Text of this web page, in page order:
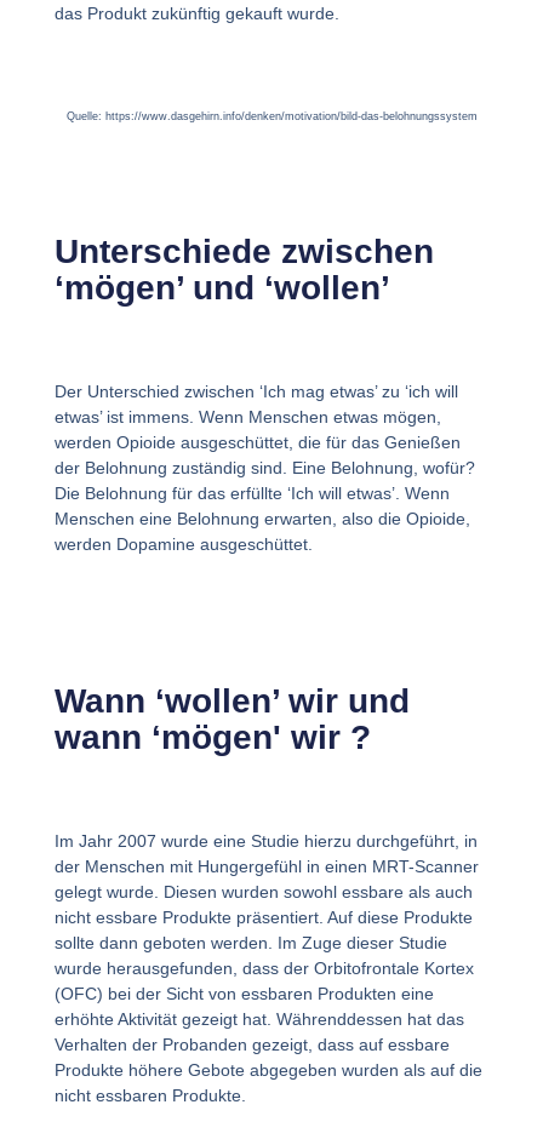
das Produkt zukünftig gekauft wurde.
Quelle: https://www.dasgehirn.info/denken/motivation/bild-das-belohnungssystem
Unterschiede zwischen
‘mögen’ und ‘wollen’
Der Unterschied zwischen ‘Ich mag etwas’ zu ‘ich will
etwas’ ist immens. Wenn Menschen etwas mögen,
werden Opioide ausgeschüttet, die für das Genießen
der Belohnung zuständig sind. Eine Belohnung, wofür?
Die Belohnung für das erfüllte ‘Ich will etwas’. Wenn
Menschen eine Belohnung erwarten, also die Opioide,
werden Dopamine ausgeschüttet.
Wann ‘wollen’ wir und
wann ‘mögen' wir ?
Im Jahr 2007 wurde eine Studie hierzu durchgeführt, in
der Menschen mit Hungergefühl in einen MRT-Scanner
gelegt wurde. Diesen wurden sowohl essbare als auch
nicht essbare Produkte präsentiert. Auf diese Produkte
sollte dann geboten werden. Im Zuge dieser Studie
wurde herausgefunden, dass der Orbitofrontale Kortex
(OFC) bei der Sicht von essbaren Produkten eine
erhöhte Aktivität gezeigt hat. Währenddessen hat das
Verhalten der Probanden gezeigt, dass auf essbare
Produkte höhere Gebote abgegeben wurden als auf die
nicht essbaren Produkte.